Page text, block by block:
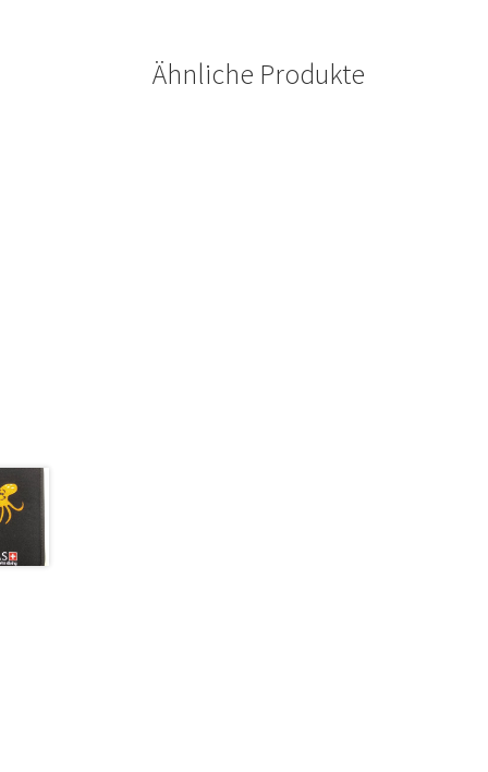
Ähnliche Produkte